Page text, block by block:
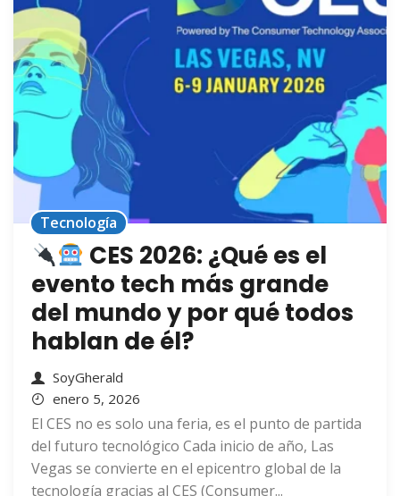
Tecnología
CES 2026: ¿Qué es el
evento tech más grande
del mundo y por qué todos
hablan de él?
SoyGherald
enero 5, 2026
El CES no es solo una feria, es el punto de partida
del futuro tecnológico Cada inicio de año, Las
Vegas se convierte en el epicentro global de la
tecnología gracias al CES (Consumer...